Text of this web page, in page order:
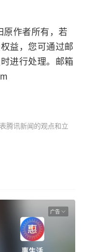
者所有，若
益，您可通过邮
进行处理。邮箱
腾讯新闻的观点和立
广告